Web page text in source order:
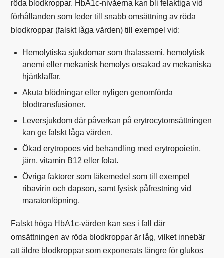
röda blodkroppar. HbA1c-nivåerna kan bli felaktiga vid
förhållanden som leder till snabb omsättning av röda
blodkroppar (falskt låga värden) till exempel vid:
Hemolytiska sjukdomar som thalassemi, hemolytisk
anemi eller mekanisk hemolys orsakad av mekaniska
hjärtklaffar.
Akuta blödningar eller nyligen genomförda
blodtransfusioner.
Leversjukdomdär påverkan på erytrocytomsättningen
kan ge falskt låga värden.
Ökad erytropoes vid behandling med erytropoietin,
järn, vitamin B12 eller folat.
Övriga faktorer som läkemedel som till exempel
ribavirin och dapson, samt fysisk påfrestning vid
maratonlöpning.
Falskt höga HbA1c-värden kan ses i fall där
omsättningen av röda blodkroppar är låg, vilket innebär
att äldre blodkroppar som exponerats längre för glukos